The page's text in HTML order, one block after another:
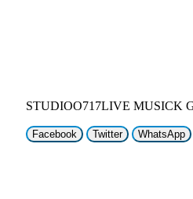
STUDIOO717LIVE MUSICK
Facebook Twitter WhatsApp